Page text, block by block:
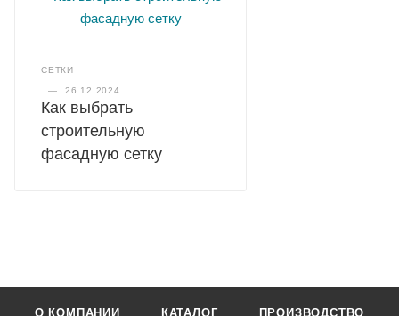
СЕТКИ
— 26.12.2024
Как выбрать
строительную
фасадную сетку
О КОМПАНИИ КАТАЛОГ ПРОИЗВОДСТВО